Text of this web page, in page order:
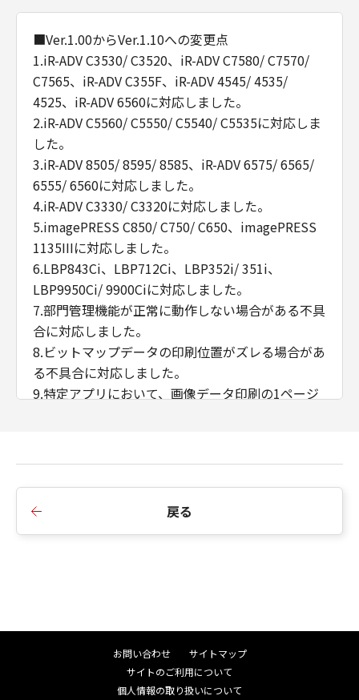
■Ver.1.00からVer.1.10への変更点
1.iR-ADV C3530/ C3520、iR-ADV C7580/ C7570/
C7565、iR-ADV C355F、iR-ADV 4545/ 4535/
4525、iR-ADV 6560に対応しました。
2.iR-ADV C5560/ C5550/ C5540/ C5535に対応しま
した。
3.iR-ADV 8505/ 8595/ 8585、iR-ADV 6575/ 6565/
6555/ 6560に対応しました。
4.iR-ADV C3330/ C3320に対応しました。
5.imagePRESS C850/ C750/ C650、imagePRESS
1135IIIに対応しました。
6.LBP843Ci、LBP712Ci、LBP352i/ 351i、
LBP9950Ci/ 9900Ciに対応しました。
7.部門管理機能が正常に動作しない場合がある不具
合に対応しました。
8.ビットマップデータの印刷位置がズレる場合があ
る不具合に対応しました。
9.特定アプリにおいて、画像データ印刷の1ページ
てしまう不具合に対応しました。
11.はがき用紙サイズの出力時間が遅くなる不具合
識しない場合がある不具合に対応しました。
14.マルチリンガル対応の仕様を変更しました。
戻る
お問い合わせ
サイトマップ
サイトのご利用について
個人情報の取り扱いについて